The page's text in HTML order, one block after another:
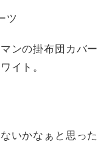
ンの掛布団カバー
イト。
いかなぁと思った